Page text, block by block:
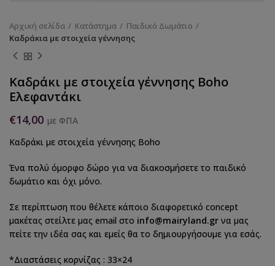
Αρχική σελίδα Κατάστημα
Παιδικό Δωμάτιο
Καδράκια με στοιχεία γέννησης
Καδράκι με στοιχεία γέννησης Boho
Ελεφαντάκι
€14,00 με ΦΠΑ
Καδράκι με στοιχεία γέννησης Boho
Ένα πολύ όμορφο δώρο για να διακοσμήσετε το παιδικό
δωμάτιο και όχι μόνο.
Σε περίπτωση που θέλετε κάποιο διαφορετικό concept
μακέτας στείλτε μας email στο info@mairyland.gr να μας
πείτε την ιδέα σας και εμείς θα το δημιουργήσουμε για εσάς.
*Διαστάσεις κορνίζας : 33×24